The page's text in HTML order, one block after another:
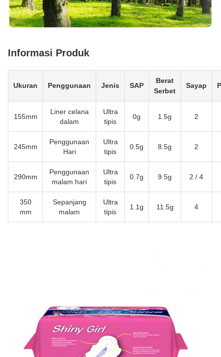
Informasi Produk
Ukuran Penggunaan Jenis SAP
Berat
Serbet
Sayap
155mm
Liner celana
dalam
Ultra
tipis
0g 1.5g 2
245mm
Penggunaan
Hari
Ultra
tipis
0.5g 8.5g 2
290mm
Penggunaan
malam hari
Ultra
tipis
0.7g 9.5g 2 / 4
350
mm
Sepanjang
malam
Ultra
tipis
1.1g 11.5g 4